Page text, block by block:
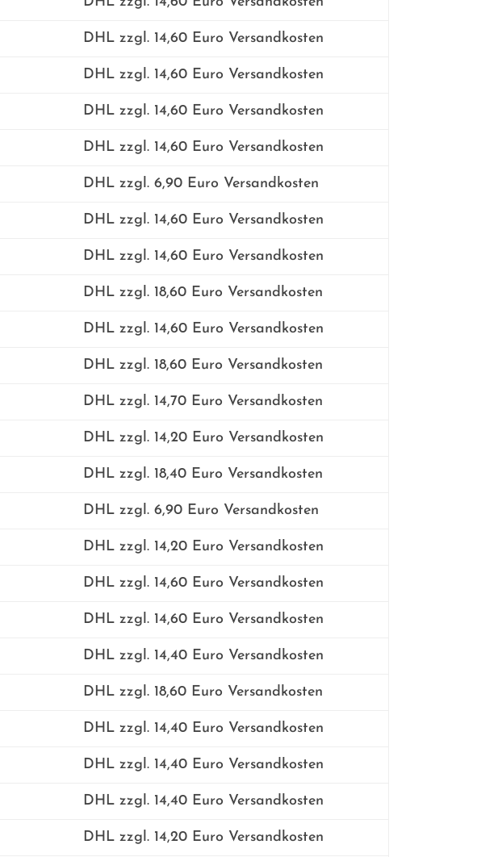
DHL zzgl. 14,60 Euro Versandkosten
DHL zzgl. 14,60 Euro Versandkosten
DHL zzgl. 14,60 Euro Versandkosten
DHL zzgl. 14,60 Euro Versandkosten
DHL zzgl. 6,90 Euro Versandkosten
DHL zzgl. 14,60 Euro Versandkosten
DHL zzgl. 14,60 Euro Versandkosten
DHL zzgl. 18,60 Euro Versandkosten
DHL zzgl. 14,60 Euro Versandkosten
DHL zzgl. 18,60 Euro Versandkosten
DHL zzgl. 14,70 Euro Versandkosten
DHL zzgl. 14,20 Euro Versandkosten
DHL zzgl. 18,40 Euro Versandkosten
DHL zzgl. 6,90 Euro Versandkosten
DHL zzgl. 14,20 Euro Versandkosten
DHL zzgl. 14,60 Euro Versandkosten
DHL zzgl. 14,60 Euro Versandkosten
DHL zzgl. 14,40 Euro Versandkosten
DHL zzgl. 18,60 Euro Versandkosten
DHL zzgl. 14,40 Euro Versandkosten
DHL zzgl. 14,40 Euro Versandkosten
DHL zzgl. 14,40 Euro Versandkosten
DHL zzgl. 14,20 Euro Versandkosten